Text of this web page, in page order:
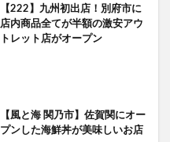
【222】九州初出店！別府市に
店内商品全てが半額の激安アウ
トレット店がオープン
【風と海 関乃市】佐賀関にオー
プンした海鮮丼が美味しいお店